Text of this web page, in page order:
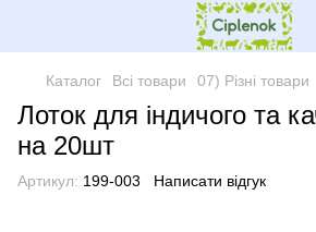
Каталог Всі товари 07) Різні товари
Лоток для індичого та
на 20шт
Артикул: 199-003 Написати відгук